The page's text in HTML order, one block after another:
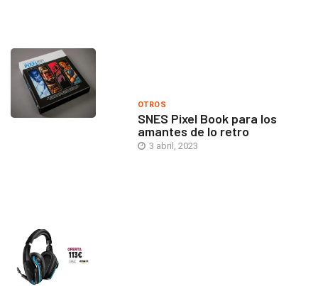
OTROS
SNES Pixel Book para los
amantes de lo retro
3 abril, 2023